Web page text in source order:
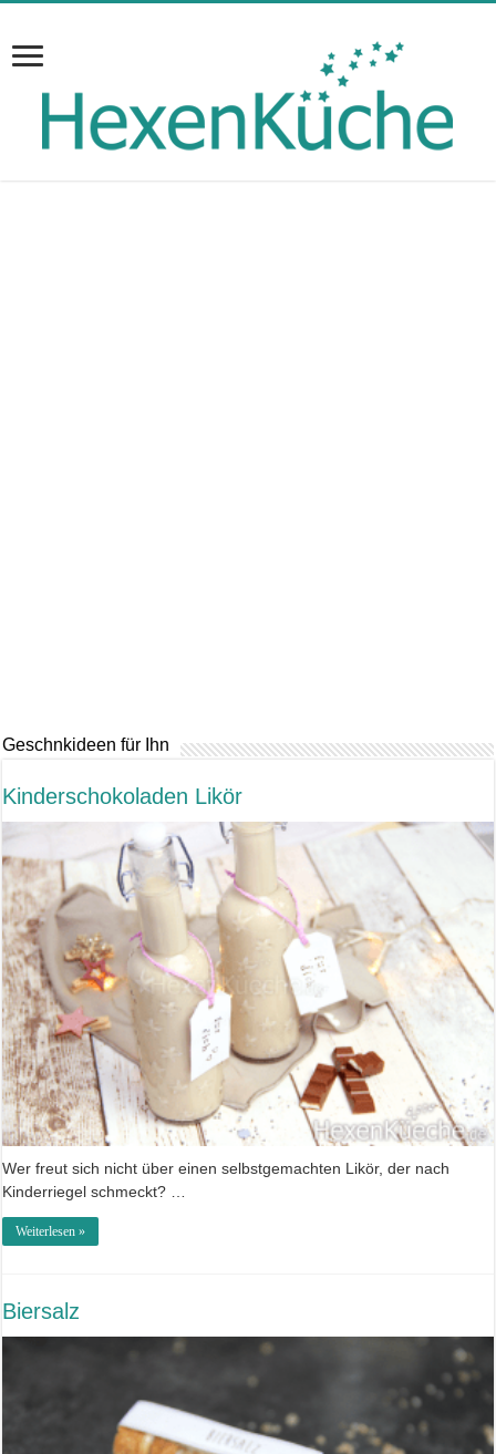
Geschnkideen für Ihn
Kinderschokoladen Likör
Wer freut sich nicht über einen selbstgemachten Likör, der nach
Kinderriegel schmeckt? …
Weiterlesen »
Biersalz